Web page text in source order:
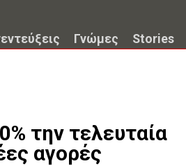
Γνώμες Stories
την τελευταία
αγορές